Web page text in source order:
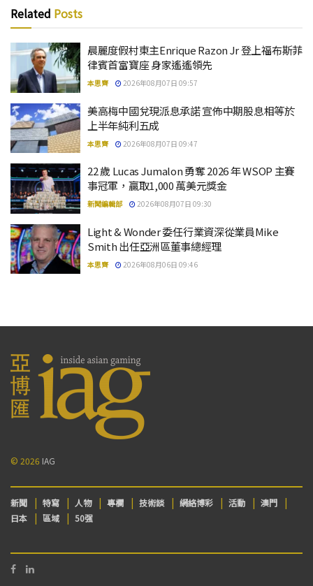
Related Posts
晨麗度假村東主Enrique Razon Jr 登上福布斯菲
律賓首富寶座 身家遙遙領先
本思齊 2026年08月07日 09:57
美高梅中國兌現派息承諾 宣佈中期股息相等於
上半年純利五成
本思齊 2026年08月07日 09:47
22 歲 Lucas Jumalon 勇奪 2026 年 WSOP 主賽
事冠軍，贏取1,000 萬美元獎金
新聞編輯部 2026年08月07日 09:30
Light & Wonder 委任行業資深從業員Mike
Smith 出任亞洲區董事總經理
本思齊 2026年08月06日 09:46
© 2026 IAG
新聞 特寫 人物 專欄 技術談 網絡博彩 活動
澳門
日本
區域 50强